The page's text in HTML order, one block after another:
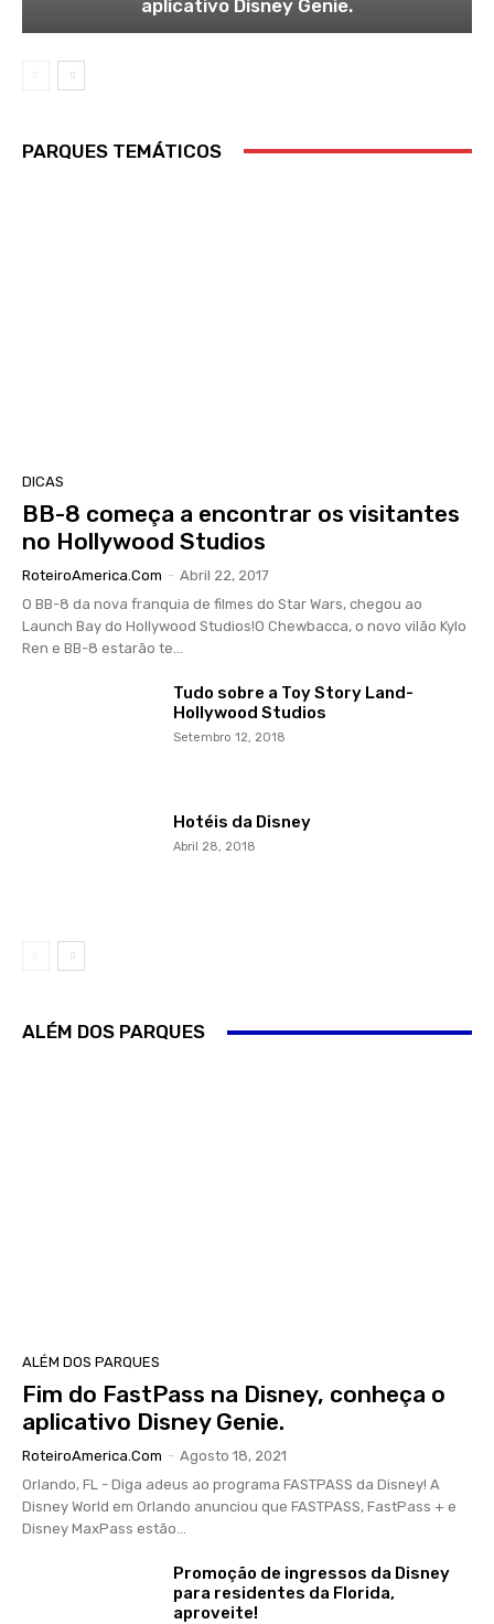
aplicativo Disney Genie.
PARQUES TEMÁTICOS
DICAS
BB-8 começa a encontrar os visitantes
no Hollywood Studios
RoteiroAmerica.Com - Abril 22, 2017
O BB-8 da nova franquia de filmes do Star Wars, chegou ao
Launch Bay do Hollywood Studios!O Chewbacca, o novo vilão Kylo
Ren e BB-8 estarão te...
Tudo sobre a Toy Story Land-
Hollywood Studios
Setembro 12, 2018
Hotéis da Disney
Abril 28, 2018
ALÉM DOS PARQUES
ALÉM DOS PARQUES
Fim do FastPass na Disney, conheça o
aplicativo Disney Genie.
RoteiroAmerica.Com - Agosto 18, 2021
Orlando, FL - Diga adeus ao programa FASTPASS da Disney! A
Disney World em Orlando anunciou que FASTPASS, FastPass + e
Disney MaxPass estão...
Promoção de ingressos da Disney
para residentes da Florida,
aproveite!